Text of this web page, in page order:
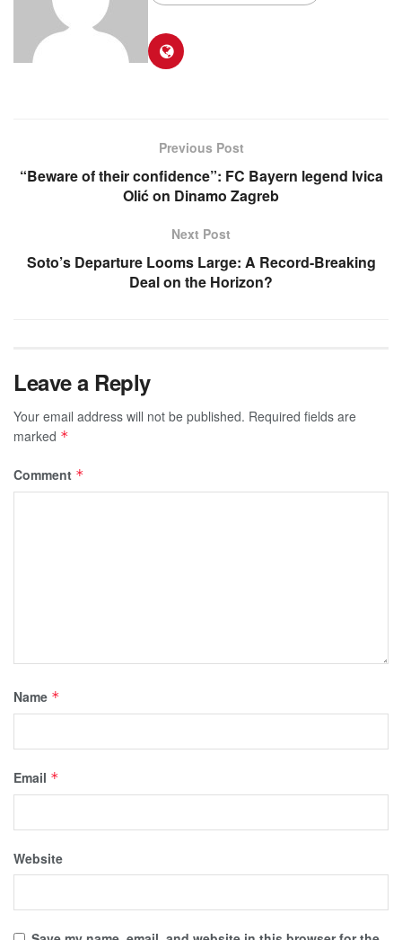
Previous Post
“Beware of their confidence”: FC Bayern legend Ivica
Olić on Dinamo Zagreb
Next Post
Soto’s Departure Looms Large: A Record-Breaking
Deal on the Horizon?
Leave a Reply
Your email address will not be published. Required fields are
marked *
Comment *
Name *
Email *
Website